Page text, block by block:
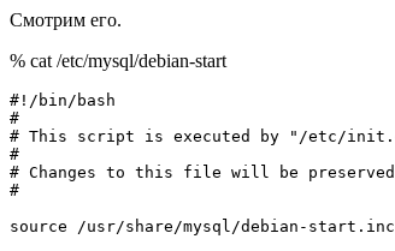
Смотрим его.
% cat /etc/mysql/debian-start
#!/bin/bash
#
# This script is executed by "/etc/
#
# Changes to this file will be preserved
#
source /usr/share/mysql/debian-